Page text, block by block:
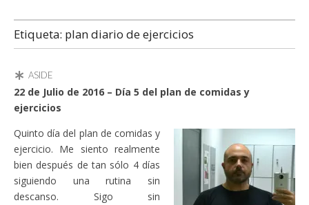
Etiqueta: plan diario de ejercicios
ASIDE
22 de Julio de 2016 – Día 5 del plan de comidas y
ejercicios
Quinto día del plan de comidas y
ejercicio. Me siento realmente
bien después de tan sólo 4 días
siguiendo una rutina sin
descanso. Sigo sin